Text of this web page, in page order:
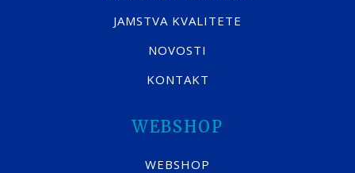
JAMSTVA KVALITETE
NOVOSTI
KONTAKT
WEBSHOP
WEBSHOP